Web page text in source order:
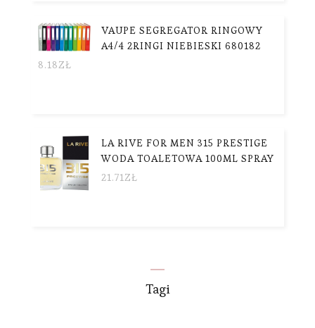
VAUPE SEGREGATOR RINGOWY
A4/4 2RINGI NIEBIESKI 680182
8.18ZŁ
LA RIVE FOR MEN 315 PRESTIGE
WODA TOALETOWA 100ML SPRAY
21.71 ZŁ
Tagi